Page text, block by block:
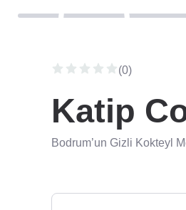
(0)
Katip
Bodrum’un Gizli Kokteyl